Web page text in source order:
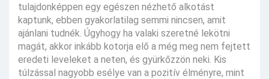
tulajdonképpen egy egészen nézhető alkotást
kaptunk, ebben gyakorlatilag semmi nincsen, amit
ajánlani tudnék. Úgyhogy ha valaki szeretné lekötni
magát, akkor inkább kotorja elő a még meg nem fejtett
eredeti leveleket a neten, és gyürkőzzön neki. Kis
túlzással nagyobb esélye van a pozitív élményre, mint